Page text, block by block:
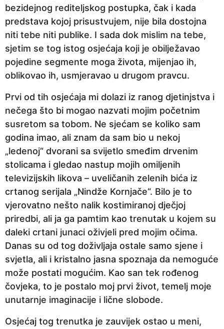
d
a
r
i
j
e
bezidejnog rediteljskog postupka, čak i kada
predstava kojoj prisustvujem, nije bila dostojna
niti tebe niti publike. I sada dok mislim na tebe,
sjetim se tog istog osjećaja koji je obilježavao
pojedine segmente moga života, mijenjao ih,
oblikovao ih, usmjeravao u drugom pravcu.
Prvi od tih osjećaja mi dolazi iz ranog djetinjstva i
nečega što bi mogao nazvati mojim početnim
susretom sa tobom. Ne sjećam se koliko sam
godina imao, ali znam da sam bio u nekoj
„ledenoj“ dvorani sa svijetlo smeđim drvenim
stolicama i gledao nastup mojih omiljenih
televizijskih likova – uveličanih zelenih bića iz
crtanog serijala „Nindže Kornjače“. Bilo je to
vjerovatno nešto nalik kostimiranoj dječjoj
priredbi, ali ja ga pamtim kao trenutak u kojem su
daleki crtani junaci oživjeli pred mojim očima.
Danas su od tog doživljaja ostale samo sjene i
svjetla, ali i kristalno jasna spoznaja da nemoguće
može postati mogućim. Kao san tek rođenog
čovjeka, to je postalo moj prvi život, temelj moje
unutarnje imaginacije i lične slobode.
Osjećaj tog trenutka je zauvijek ostao u meni,